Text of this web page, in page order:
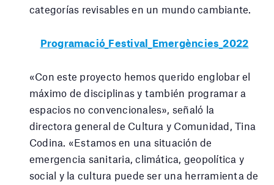
categorías revisables en un mundo cambiante.
Programació_Festival_Emergències_2022
«Con este proyecto hemos querido englobar el
máximo de disciplinas y también programar a
espacios no convencionales», señaló la
directora general de Cultura y Comunidad, Tina
Codina. «Estamos en una situación de
emergencia sanitaria, climática, geopolítica y
social y la cultura puede ser una herramienta de